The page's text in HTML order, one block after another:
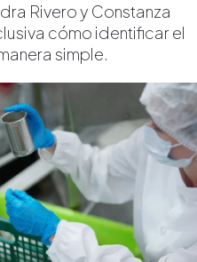
Rivero y Constanza
cómo identificar el
simple.